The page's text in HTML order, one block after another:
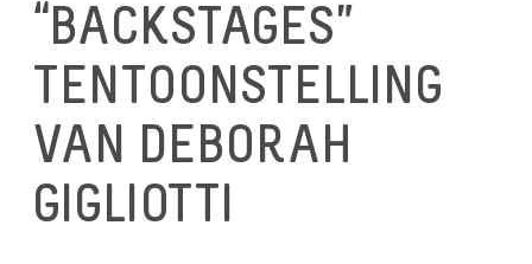
“BACKSTAGES”
TENTOONSTELLING
VAN DEBORAH
GIGLIOTTI